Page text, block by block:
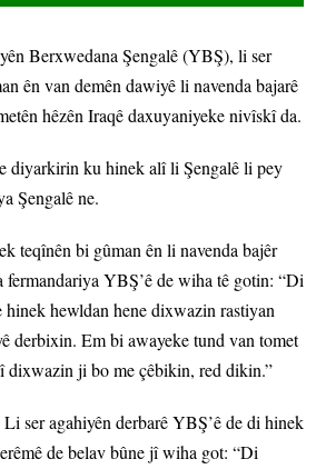
Berxwedana Şengalê (YBŞ), li ser
ên van demên dawiyê li navenda bajarê
hêzên Iraqê daxuyaniyeke nivîskî da.
diyarkirin ku hinek alî li Şengalê li pey
Şengalê ne.
teqînên bi gûman ên li navenda bajêr
fermandariya YBŞ’ê de wiha tê gotin: “Di
hinek hewldan hene dixwazin rastiyan
derbixin. Em bi awayeke tund van tomet
dixwazin ji bo me çêbikin, red dikin.”
ser agahiyên derbarê YBŞ’ê de di hinek
de belav bûne jî wiha got: “Di